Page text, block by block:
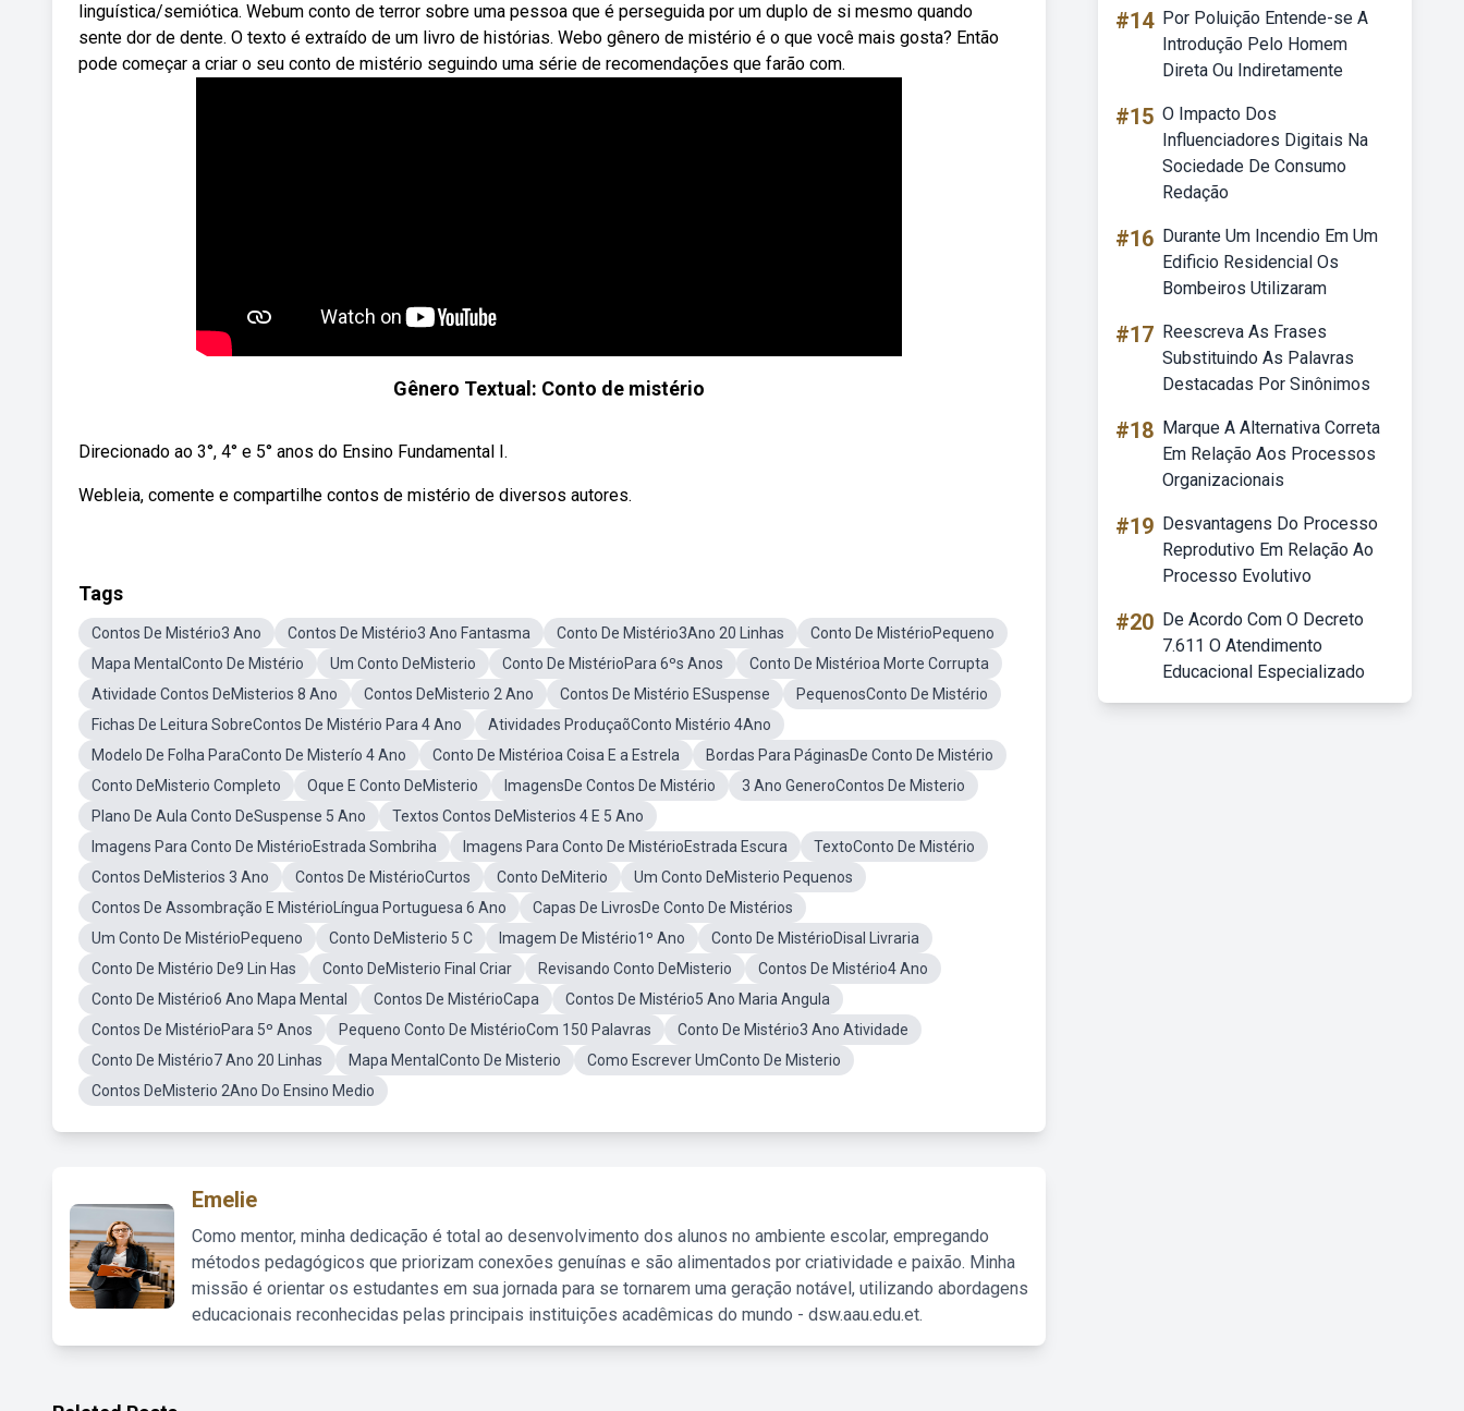
linguística/semiótica. Webum conto de terror sobre uma pessoa que é perseguida por um duplo de si mesmo quando
sente dor de dente. O texto é extraído de um livro de histórias. Webo gênero de mistério é o que você mais gosta? Então
pode começar a criar o seu conto de mistério seguindo uma série de recomendações que farão com.
Gênero Textual: Conto de mistério
Direcionado ao 3°, 4° e 5° anos do Ensino Fundamental I.
Webleia, comente e compartilhe contos de mistério de diversos autores.
Tags
Contos De Mistério3 Ano Contos De Mistério3 Ano Fantasma Conto De Mistério3Ano 20 Linhas
Conto De MistérioPequeno
Mapa MentalConto De Mistério
Um Conto DeMisterio Conto De MistérioPara 6ºs Anos
Conto De Mistérioa Morte Corrupta
Atividade Contos DeMisterios 8 Ano
Contos DeMisterio 2 Ano Contos De Mistério ESuspense
PequenosConto De Mistério
Fichas De Leitura SobreContos De Mistério Para 4 Ano
Atividades ProduçaõConto Mistério 4Ano
Modelo De Folha ParaConto De Misterío 4 Ano
Conto De Mistérioa Coisa E a Estrela
Bordas Para PáginasDe Conto De Mistério
Conto DeMisterio Completo
Oque E Conto DeMisterio ImagensDe Contos De Mistério
3 Ano GeneroContos De Misterio
Plano De Aula Conto DeSuspense 5 Ano
Textos Contos DeMisterios 4 E 5 Ano
Imagens Para Conto De MistérioEstrada Sombriha
Imagens Para Conto De MistérioEstrada Escura
TextoConto De Mistério
Contos DeMisterios 3 Ano
Contos De MistérioCurtos Conto DeMiterio
Um Conto DeMisterio Pequenos
Contos De Assombração E MistérioLíngua Portuguesa 6 Ano
Capas De LivrosDe Conto De Mistérios
Um Conto De MistérioPequeno
Conto DeMisterio 5 C Imagem De Mistério1º Ano
Conto De MistérioDisal Livraria
Conto De Mistério De9 Lin Has
Conto DeMisterio Final Criar Revisando Conto DeMisterio
Contos De Mistério4 Ano
Conto De Mistério6 Ano Mapa Mental
Contos De MistérioCapa
Contos De Mistério5 Ano Maria Angula
Contos De MistérioPara 5º Anos
Pequeno Conto De MistérioCom 150 Palavras
Conto De Mistério3 Ano Atividade
Conto De Mistério7 Ano 20 Linhas
Mapa MentalConto De Misterio
Como Escrever UmConto De Misterio
Contos DeMisterio 2Ano Do Ensino Medio
Emelie
Como mentor, minha dedicação é total ao desenvolvimento dos alunos no ambiente escolar, empregando
métodos pedagógicos que priorizam conexões genuínas e são alimentados por criatividade e paixão. Minha
missão é orientar os estudantes em sua jornada para se tornarem uma geração notável, utilizando abordagens
educacionais reconhecidas pelas principais instituições acadêmicas do mundo - dsw.aau.edu.et.
#14 Por Poluição Entende-se A
Introdução Pelo Homem
Direta Ou Indiretamente
#15 O Impacto Dos
Influenciadores Digitais Na
Sociedade De Consumo
Redação
#16 Durante Um Incendio Em Um
Edificio Residencial Os
Bombeiros Utilizaram
#17 Reescreva As Frases
Substituindo As Palavras
Destacadas Por Sinônimos
#18 Marque A Alternativa Correta
Em Relação Aos Processos
Organizacionais
#19 Desvantagens Do Processo
Reprodutivo Em Relação Ao
Processo Evolutivo
#20 De Acordo Com O Decreto
7.611 O Atendimento
Educacional Especializado